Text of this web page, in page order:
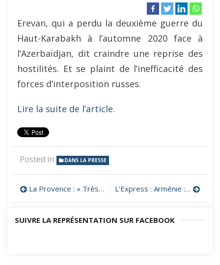
Erevan, qui a perdu la deuxième guerre du
Haut-Karabakh à l’automne 2020 face à
l’Azerbaïdjan, dit craindre une reprise des
hostilités. Et se plaint de l’inefficacité des
forces d’interposition russes.
Lire la suite de l’article.
Posted in DANS LA PRESSE
Navigation
de
l’article
La Provence : « Très forte probabilité d’escalade » avec l’Azerbaïdjan, avertit le Premier ministre arménien L’Express : Arménie : « Réveillons nos consciences face aux prémices d’un nouveau nettoyage ethnique »
SUIVRE LA REPRÉSENTATION SUR FACEBOOK